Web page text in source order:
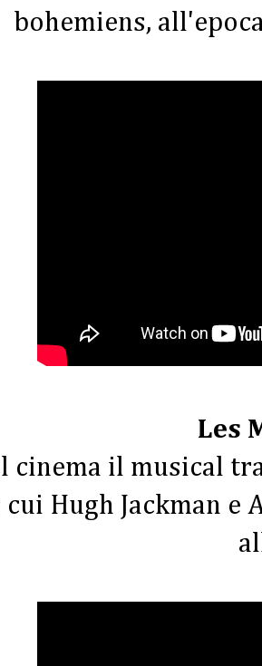
bohemiens,
Les
cinema il musical
cui Hugh Jackman e